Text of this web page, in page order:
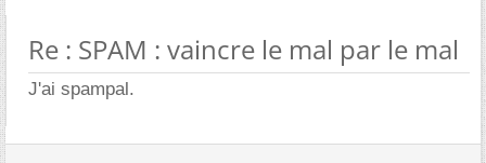
Re : SPAM : vaincre le mal par le mal
J'ai spampal.